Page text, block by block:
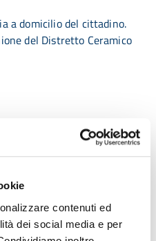
contenuti ed
dei social media e per
a domicilio del cittadino.
del Distretto Ceramico